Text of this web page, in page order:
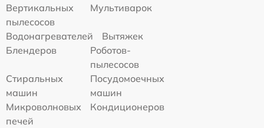
Вертикальных
пылесосов
Мультиварок
Водонагревателей
Вытяжек
Блендеров
Роботов-
пылесосов
Стиральных
машин
Посудомоечных
машин
Микроволновых
печей
Кондиционеров